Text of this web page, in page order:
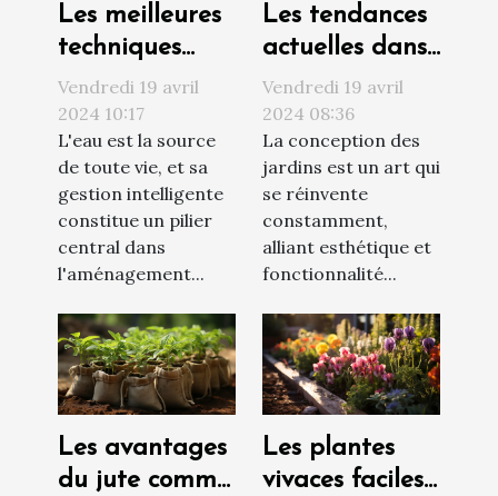
Les meilleures
techniques
pour
maximiser la
récolte de l'eau
de pluie dans
un jardin
autonome
Vendredi 19 avril
2024 10:17
L'eau est la source
de toute vie, et sa
gestion intelligente
constitue un pilier
central dans
l'aménagement...
Les tendances
actuelles dans
la conception
des jardins
avec portes-
fenêtres :
optimisation
de l'espace et
de la lumière
Vendredi 19 avril
2024 08:36
La conception des
jardins est un art qui
se réinvente
constamment,
alliant esthétique et
fonctionnalité...
Les avantages
du jute comme
Les plantes
vivaces faciles